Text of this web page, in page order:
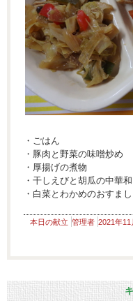
・ごはん
・豚肉と野菜の味噌炒め
・厚揚げの煮物
・干しえびと胡瓜の中華和
・白菜とわかめのおすまし
本日の献立 管理者 2021年11